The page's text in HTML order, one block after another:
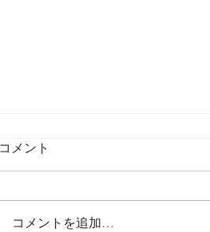
コメント
コメントを追加…